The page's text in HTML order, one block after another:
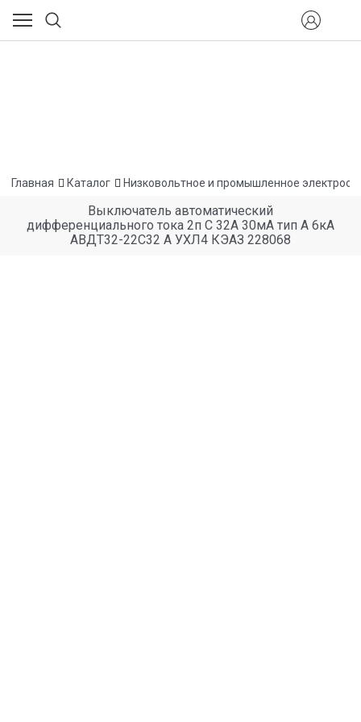
Главная Каталог Низковольтное и промышленное
Выключатель автоматический
дифференциального тока 2п C 32А 30мА тип A 6кА
АВДТ32-22C32 A УХЛ4 КЭАЗ 228068